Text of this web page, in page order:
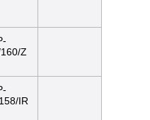
Z
IR